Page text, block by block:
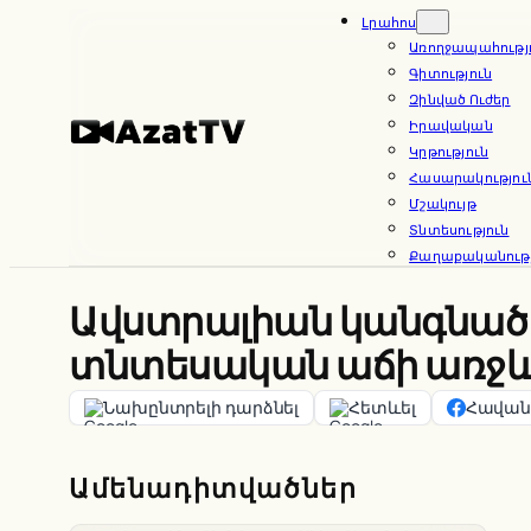
Լրահոս
Գիտություն
Զինված Ուժեր
Իրավական
Կրթություն
Մշակույթ
Տնտեսություն
Ավստրալիան կանգնած
տնտեսական աճի
Նախընտրելի դարձնել Հետևել
Ամենադիտվածներ